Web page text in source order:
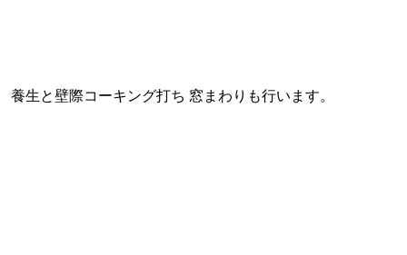
養生と壁際コーキング打ち 窓まわりも行います。